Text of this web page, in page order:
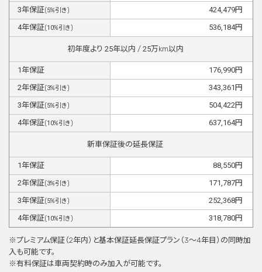
3年保証(5%引き) 424,479円
4年保証(10%引き) 536,184円
初年度より 25年以内 / 25万km以内
1年保証 176,990円
2年保証(3%引き) 343,361 円
3年保証(5%引き) 504,422 円
4年保証(10%引き) 637,164円
新車保証後の延長保証
1年保証 88,550円
2年保証(3%引き) 171,787円
3年保証(5%引き) 252,368円
4年保証(10%引き) 318,780円
※プレミアム保証（2年内）と基本保証延⻑保証プラン（3〜4年目）の同時加
⼊も可能です。
※有料保証は⾞両契約時のみ加⼊が可能です。